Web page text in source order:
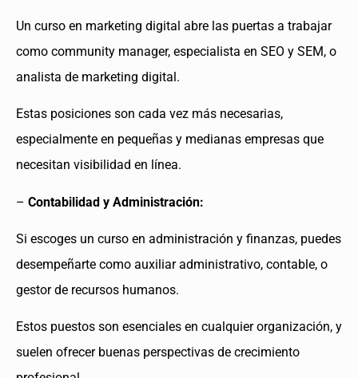
Un curso en marketing digital abre las puertas a trabajar
como community manager, especialista en SEO y SEM, o
analista de marketing digital.
Estas posiciones son cada vez más necesarias,
especialmente en pequeñas y medianas empresas que
necesitan visibilidad en línea.
– Contabilidad y Administración:
Si escoges un curso en administración y finanzas, puedes
desempeñarte como auxiliar administrativo, contable, o
gestor de recursos humanos.
Estos puestos son esenciales en cualquier organización, y
suelen ofrecer buenas perspectivas de crecimiento